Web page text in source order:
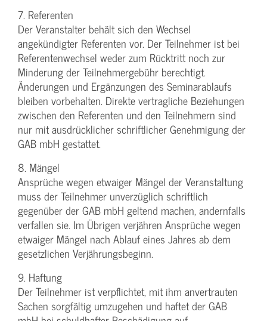
7. Referenten
Der Veranstalter behält sich den Wechsel
angekündigter Referenten vor. Der Teilnehmer ist bei
Referentenwechsel weder zum Rücktritt noch zur
Minderung der Teilnehmergebühr berechtigt.
Änderungen und Ergänzungen des Seminarablaufs
bleiben vorbehalten. Direkte vertragliche Beziehungen
zwischen den Referenten und den Teilnehmern sind
nur mit ausdrücklicher schriftlicher Genehmigung der
GAB mbH gestattet.
8. Mängel
Ansprüche wegen etwaiger Mängel der Veranstaltung
muss der Teilnehmer unverzüglich schriftlich
gegenüber der GAB mbH geltend machen, andernfalls
verfallen sie. Im Übrigen verjähren Ansprüche wegen
etwaiger Mängel nach Ablauf eines Jahres ab dem
gesetzlichen Verjährungsbeginn.
9. Haftung
Der Teilnehmer ist verpflichtet, mit ihm anvertrauten
Sachen sorgfältig umzugehen und haftet der GAB